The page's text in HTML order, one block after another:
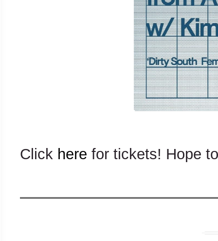
Click here for tickets! Hope